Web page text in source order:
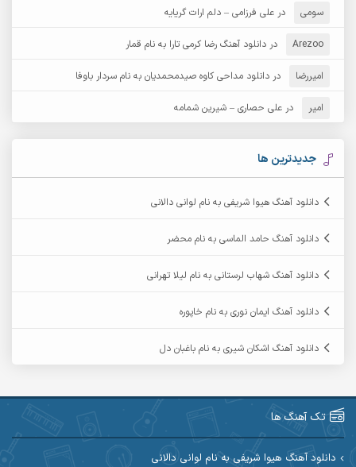
آرش عثمان
آرش مبهم آرش مستشیری
آرش مهرابی آرش نظری
آرشام
آرکاداش
آرین صیادی
آرین مریدی
سومی در علی فرزامی – دلم ارات گریایه
Arezoo در دانلود آهنگ رضا کرمی تارا به نام قمار
امیررضا در دانلود مداحی کاوه صیدمحمدیان به نام سردار باوفا
امیر در علی حصاری – شیرین شمامه
جدیدترین ها
دانلود آهنگ هیوا شریفی به نام لوانی دالانی
دانلود آهنگ حامد الماسی به نام محضر
دانلود آهنگ شهاب لرستانی به نام لیلا تهرانی
دانلود آهنگ ایمان نوری به نام خاپوره
دانلود آهنگ اشکان شیری به نام باغبان دل
تک آهنگ ها
دانلود آهنگ هیوا شریفی به نام لوانی دالانی